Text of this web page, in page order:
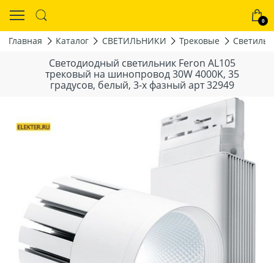
0
Главная Каталог СВЕТИЛЬНИКИ Трековые
Светодиодный светильник Feron AL105
трековый на шинопровод 30W 4000K, 35
градусов, белый, 3-x фазный арт 32949